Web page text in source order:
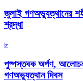
জুলাই গণঅভ্যুত্থানের
শ্রদ্ধা
৮
পুষ্পস্তবক অর্পণ,
গণঅভ্যুত্থান দিবস